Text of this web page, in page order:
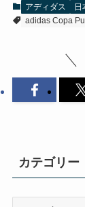
アディダス 日
adidas Copa
カテゴリー